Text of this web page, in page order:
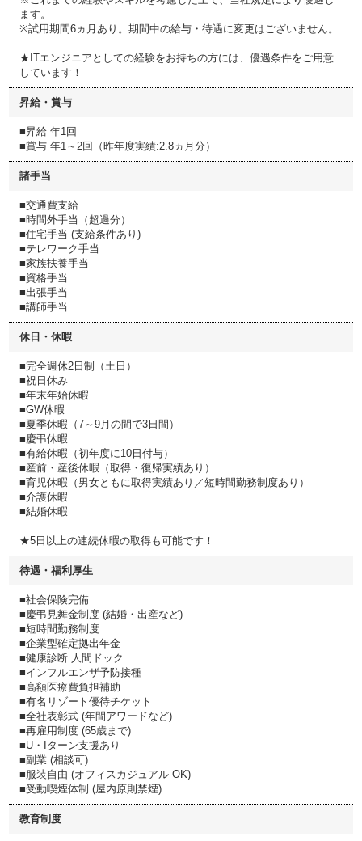
ます。
※試用期間6ヵ月あり。期間中の給与・待遇に変更はございません。
★ITエンジニアとしての経験をお持ちの方には、優遇条件をご用意
しています！
昇給・賞与
■昇給 年1回
■賞与 年1～2回（昨年度実績:2.8ヵ月分）
諸手当
■交通費支給
■時間外手当（超過分）
■住宅手当 (支給条件あり)
■テレワーク手当
■家族扶養手当
■資格手当
■出張手当
■講師手当
休日・休暇
■完全週休2日制（土日）
■祝日休み
■年末年始休暇
■GW休暇
■夏季休暇（7～9月の間で3日間）
■慶弔休暇
■有給休暇（初年度に10日付与）
■産前・産後休暇（取得・復帰実績あり）
■育児休暇（男女ともに取得実績あり／短時間勤務制度あり）
■介護休暇
■結婚休暇
★5日以上の連続休暇の取得も可能です！
待遇・福利厚生
■社会保険完備
■慶弔見舞金制度 (結婚・出産など)
■短時間勤務制度
■企業型確定拠出年金
■健康診断 人間ドック
■インフルエンザ予防接種
■高額医療費負担補助
■有名リゾート優待チケット
■全社表彰式 (年間アワードなど)
■再雇用制度 (65歳まで)
■U・Iターン支援あり
■副業 (相談可)
■服装自由 (オフィスカジュアル OK)
■受動喫煙体制 (屋内原則禁煙)
教育制度